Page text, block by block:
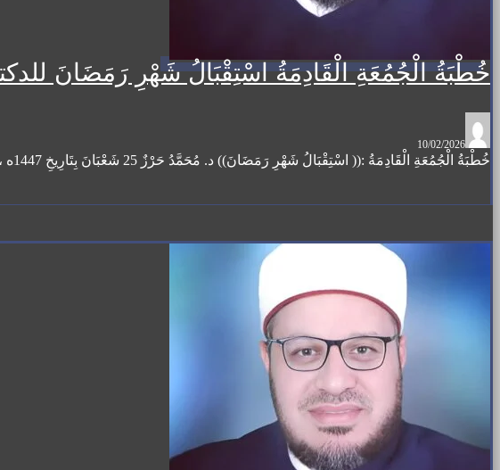
خُطْبَةُ الْجُمُعَةِ الْقَادِمَةُ اسْتِقْبَالُ شَهْرِ رَمَضَانَ
10/02/2026
خُطْبَةُ الْجُمُعَةِ الْقَادِمَةُ :(( اسْتِقْبَالُ شَهْرِ رَمَضَانَ)) د. مُحَمَّدُ حَرْزٌ 25 شَعْبَانَ بِتَارِيخِ 1447ه ، ...